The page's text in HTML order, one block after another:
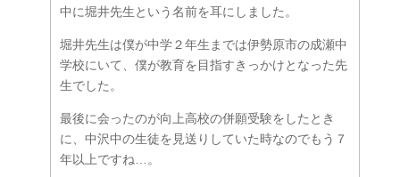
中に堀井先生という名前を耳にしました。
堀井先生は僕が中学２年生までは伊勢原市の成瀬中
学校にいて、僕が教育を目指すきっかけとなった先
生でした。
最後に会ったのが向上高校の併願受験をしたとき
に、中沢中の生徒を見送りしていた時なのでもう７
年以上ですね…。